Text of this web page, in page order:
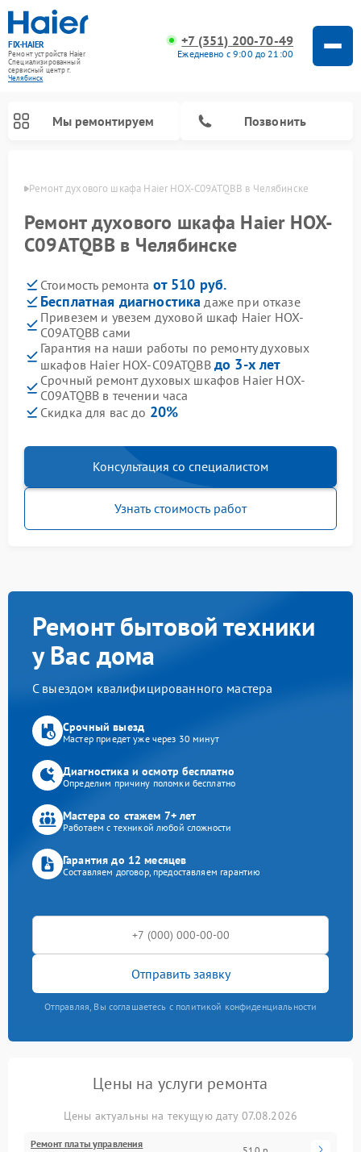
FIX-HAIER
Ремонт устройств Haier
Специализированный
cервисный центр г.
Челябинск
+7 (351) 200-70-49
Ежедневно с 9:00 до 21:00
Мы ремонтируем Позвонить
Ремонт духового шкафа Haier HOX-C09ATQBB в Челябинске
Ремонт духового шкафа Haier HOX-
C09ATQBB в Челябинске
Стоимость ремонта от 510 руб.
Бесплатная диагностика даже при отказе
Привезем и увезем духовой шкаф Haier HOX-
C09ATQBB сами
Гарантия на наши работы по ремонту духовых
шкафов Haier HOX-C09ATQBB до 3-х лет
Срочный ремонт духовых шкафов Haier HOX-
C09ATQBB в течении часа
Скидка для вас до 20%
Консультация со специалистом
Узнать стоимость работ
Ремонт бытовой техники
у Вас дома
С выездом квалифицированного мастера
Срочный выезд
Мастер приедет уже через 30 минут
Диагностика и осмотр бесплатно
Определим причину поломки бесплатно
Мастера со стажем 7+ лет
Работаем с техникой любой сложности
Гарантия до 12 месяцев
Составляем договор, предоставляем гарантию
Отправить заявку
Отправляя, Вы соглашаетесь с политикой конфиденциальности
Цены на услуги ремонта
Цены актуальны на текущую дату 07.08.2026
Ремонт платы управления
510 р